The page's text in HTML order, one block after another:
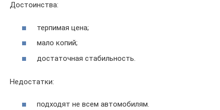
Достоинства:
терпимая цена;
мало копий;
достаточная стабильность.
Недостатки:
подходят не всем автомобилям.